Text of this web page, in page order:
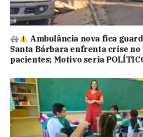
Ambulância nova fica
Santa Bárbara enfrenta crise
pacientes; Motivo seria